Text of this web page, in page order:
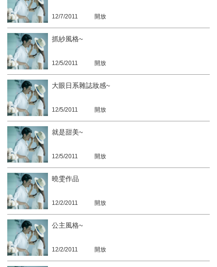
12/7/2011 開放
抓紗風格~
12/5/2011 開放
大眼日系雜誌妝感~
12/5/2011 開放
就是甜美~
12/5/2011 開放
曉雯作品
12/2/2011 開放
公主風格~
12/2/2011 開放